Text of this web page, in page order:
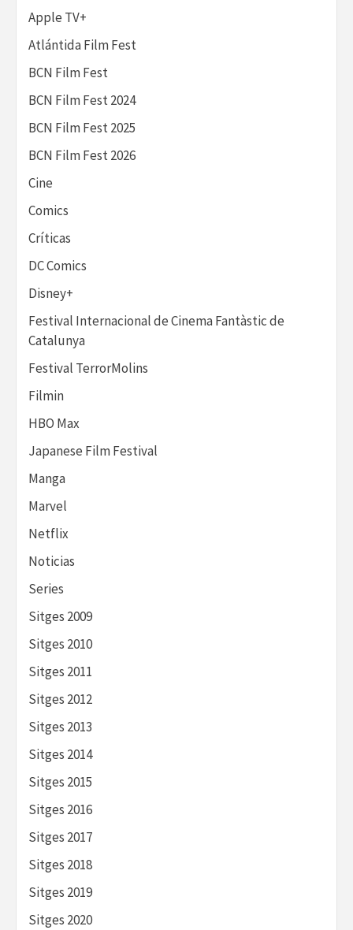
Apple TV+
Atlántida Film Fest
BCN Film Fest
BCN Film Fest 2024
BCN Film Fest 2025
BCN Film Fest 2026
Cine
Comics
Críticas
DC Comics
Disney+
Festival Internacional de Cinema Fantàstic de
Catalunya
Festival TerrorMolins
Filmin
HBO Max
Japanese Film Festival
Manga
Marvel
Netflix
Noticias
Series
Sitges 2009
Sitges 2010
Sitges 2011
Sitges 2012
Sitges 2013
Sitges 2014
Sitges 2015
Sitges 2016
Sitges 2017
Sitges 2018
Sitges 2019
Sitges 2020